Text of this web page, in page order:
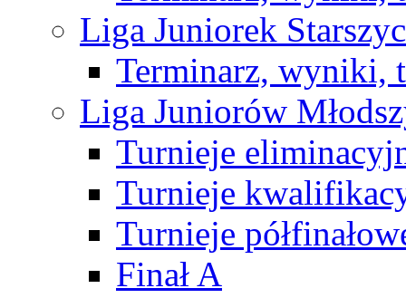
Liga Juniorek
Terminarz, wyniki,
Liga Juniorów
Turnieje
Turnieje
Turnieje
Finał A